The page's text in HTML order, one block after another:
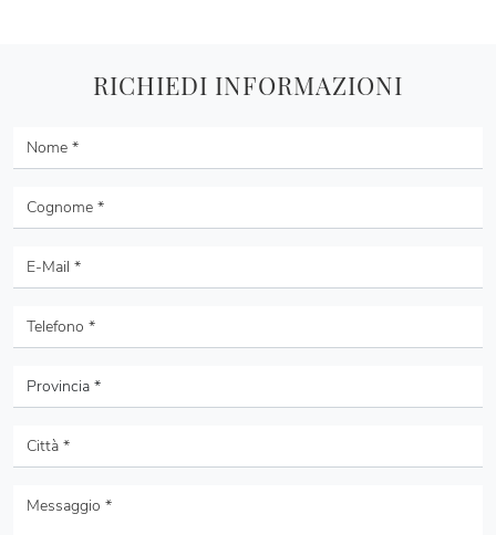
RICHIEDI INFORMAZIONI